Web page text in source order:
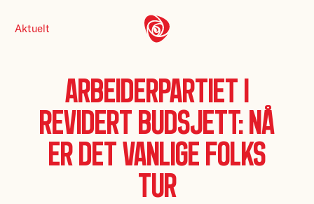
Aktuelt
Arbeiderpartiet i
revidert budsjett: Nå
er det vanlige folks
tur